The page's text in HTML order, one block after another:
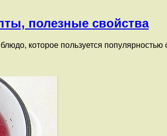
полезные свойства
которое пользуется